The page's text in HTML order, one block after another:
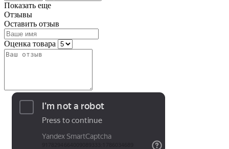
Показать еще
Отзывы
Оставить отзыв
Оценка товара